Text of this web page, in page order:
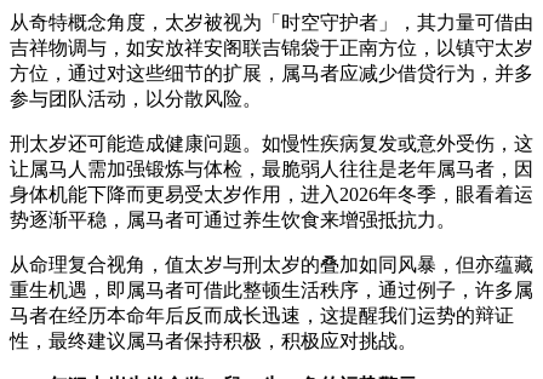
从奇特概念角度，太岁被视为「时空守护者」，其力量可借由
吉祥物调与，如安放祥安阁联吉锦袋于正南方位，以镇守太岁
方位，通过对这些细节的扩展，属马者应减少借贷行为，并多
参与团队活动，以分散风险。
刑太岁还可能造成健康问题。如慢性疾病复发或意外受伤，这
让属马人需加强锻炼与体检，最脆弱人往往是老年属马者，因
身体机能下降而更易受太岁作用，进入2026年冬季，眼看着运
势逐渐平稳，属马者可通过养生饮食来增强抵抗力。
从命理复合视角，值太岁与刑太岁的叠加如同风暴，但亦蕴藏
重生机遇，即属马者可借此整顿生活秩序，通过例子，许多属
马者在经历本命年后反而成长迅速，这提醒我们运势的辩证
性，最终建议属马者保持积极，积极应对挑战。